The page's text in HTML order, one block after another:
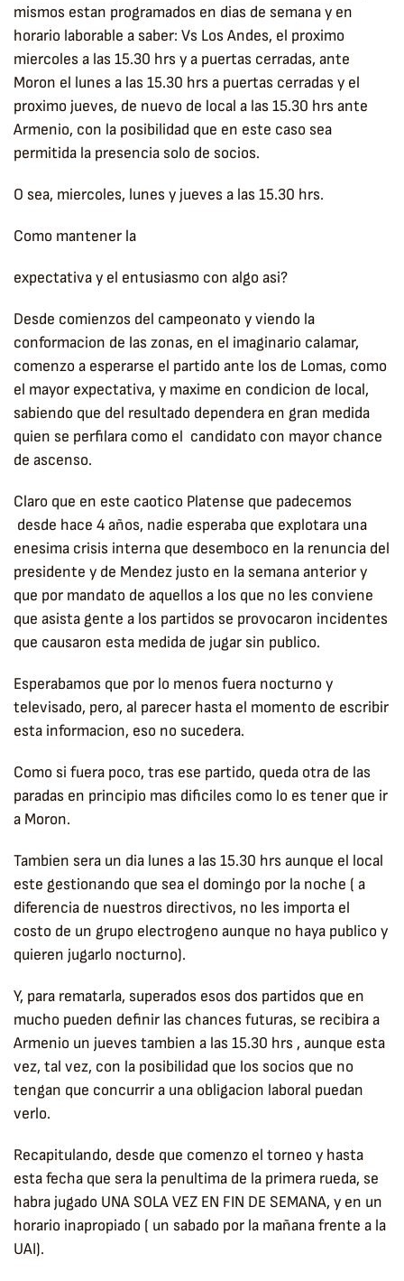
mismos estan programados en dias de semana y en
horario laborable a saber: Vs Los Andes, el proximo
miercoles a las 15.30 hrs y a puertas cerradas, ante
Moron el lunes a las 15.30 hrs a puertas cerradas y el
proximo jueves, de nuevo de local a las 15.30 hrs ante
Armenio, con la posibilidad que en este caso sea
permitida la presencia solo de socios.
O sea, miercoles, lunes y jueves a las 15.30 hrs.
Como mantener la
expectativa y el entusiasmo con algo asi?
Desde comienzos del campeonato y viendo la
conformacion de las zonas, en el imaginario calamar,
comenzo a esperarse el partido ante los de Lomas, como
el mayor expectativa, y maxime en condicion de local,
sabiendo que del resultado dependera en gran medida
quien se perfilara como el candidato con mayor chance
de ascenso.
Claro que en este caotico Platense que padecemos
desde hace 4 años, nadie esperaba que explotara una
enesima crisis interna que desemboco en la renuncia del
presidente y de Mendez justo en la semana anterior y
que por mandato de aquellos a los que no les conviene
que asista gente a los partidos se provocaron incidentes
que causaron esta medida de jugar sin publico.
Esperabamos que por lo menos fuera nocturno y
televisado, pero, al parecer hasta el momento de escribir
esta informacion, eso no sucedera.
Como si fuera poco, tras ese partido, queda otra de las
paradas en principio mas dificiles como lo es tener que ir
a Moron.
Tambien sera un dia lunes a las 15.30 hrs aunque el local
este gestionando que sea el domingo por la noche ( a
diferencia de nuestros directivos, no les importa el
costo de un grupo electrogeno aunque no haya publico y
quieren jugarlo nocturno).
Y, para rematarla, superados esos dos partidos que en
mucho pueden definir las chances futuras, se recibira a
Armenio un jueves tambien a las 15.30 hrs , aunque esta
vez, tal vez, con la posibilidad que los socios que no
tengan que concurrir a una obligacion laboral puedan
verlo.
Recapitulando, desde que comenzo el torneo y hasta
esta fecha que sera la penultima de la primera rueda, se
habra jugado UNA SOLA VEZ EN FIN DE SEMANA, y en un
horario inapropiado ( un sabado por la mañana frente a la
UAI).